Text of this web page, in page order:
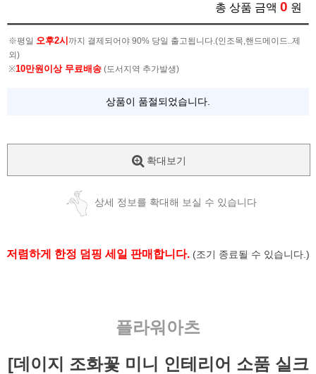
총 상품 금액 0 원
※평일 오후2시 까지 결제되어야 90% 당일 출고됩니다.(인조목,핸드메이드..제
외)
※10만원이상 무료배송 (도서지역 추가발생)
상품이 품절되었습니다.
확대보기
상세 정보를 확대해 보실 수 있습니다
저렴하게 한정 덤핑 세일 판매합니다. (조기 종료될 수 있습니다.)
플라워아츠
[데이지 조화꽃 미니 인테리어 소품 실크